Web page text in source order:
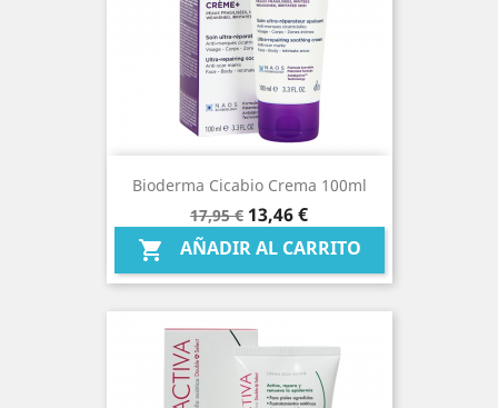
Bioderma Cicabio Crema 100ml
Precio
base
17,95 € Precio
13,46 €
 AÑADIR AL CARRITO